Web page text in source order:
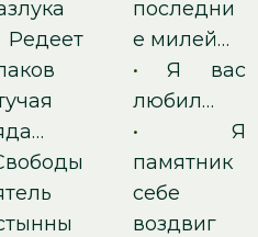
Редеет
последни
е милей…
•Я вас
любил…
•Я
памятник
себе
воздвиг